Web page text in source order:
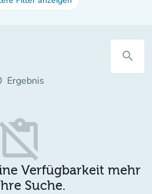
search
Ergebnis
content_paste_off
Verfügbarkeit mehr
Suche.